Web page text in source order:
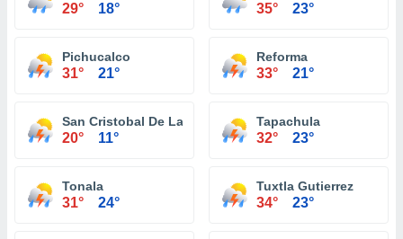
29° 18° 35° 23°
Pichucalco
31° 21°
Reforma
33° 21°
San Cristobal De Las Casas
20° 11°
Tapachula
32° 23°
Tonala
31° 24°
Tuxtla Gutierrez
34° 23°